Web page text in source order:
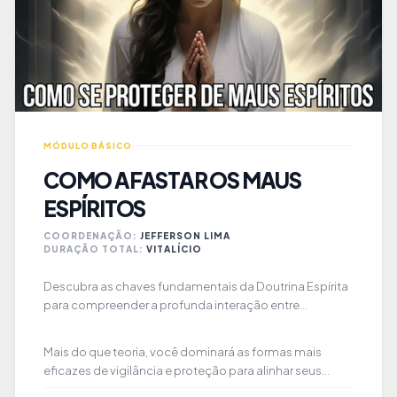
MÓDULO BÁSICO
COMO AFASTAR OS MAUS
ESPÍRITOS
COORDENAÇÃO: JEFFERSON LIMA
DURAÇÃO TOTAL: VITALÍCIO
Descubra as chaves fundamentais da Doutrina Espírita
para compreender a profunda interação entre
uma jornada de aprendizado profundo, aprendendo a
identificar sintonias mentais e a construir um escudo de
Mais do que teoria, você dominará as formas mais
eficazes de vigilância e proteção para alinhar seus